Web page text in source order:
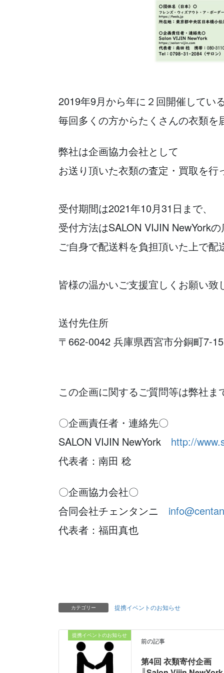
2019年9月から年に２回開催してい
毎回多くの方からたくさんの衣類を
弊社は企画協力会社として
お送り頂いた衣類の査定・買取を行
受付期間は2021年10月31日まで、
受付方法はSALON VIJIN NewYork
ご自身で配送料を負担頂いた上で
皆様の温かいご支援宜しくお願い致
送付先住所
〒662-0042 兵庫県西宮市分銅町7-
この企画に関するご質問等は弊社
〇企画責任者・連絡先〇
SALON VIJIN NewYork http://
代表者：南田 稔
〇企画協力会社〇
合同会社チェンタンニ
代表者：福田真也
カテゴリー 提携イベントのお知らせ
提携イベントのお知らせ
前の記事
第4回 衣類寄付企画